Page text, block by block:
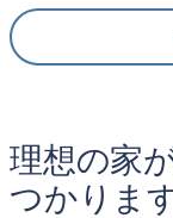
理想の家
つかりま